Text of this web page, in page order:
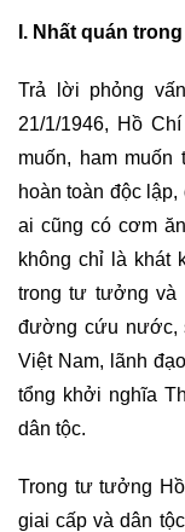
I. Nhất quán
Trả lời phỏng
21/1/1946, Hồ
muốn, ham
hoàn toàn độc
ai cũng có cơm
không chỉ là khát
trong tư tưởng và
đường cứu nước,
Việt Nam, lãnh
tổng khởi nghĩa
dân tộc.
Trong tư tưởng
giai cấp và dân